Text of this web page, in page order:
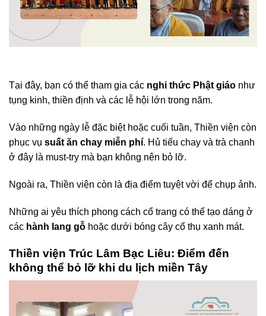
Tại đây, bạn có thể tham gia các nghi thức Phật giáo như
tụng kinh, thiền định và các lễ hội lớn trong năm.
Vào những ngày lễ đặc biệt hoặc cuối tuần, Thiền viện còn
phục vụ suất ăn chay miễn phí. Hủ tiếu chay và trà chanh
ở đây là must-try mà bạn không nên bỏ lỡ.
Ngoài ra, Thiền viện còn là địa điểm tuyệt vời để chụp ảnh.
Những ai yêu thích phong cách cổ trang có thể tạo dáng ở
các hành lang gỗ hoặc dưới bóng cây cổ thụ xanh mát.
Thiền viện Trúc Lâm Bạc Liêu: Điểm đến
không thể bỏ lỡ khi du lịch miền Tây